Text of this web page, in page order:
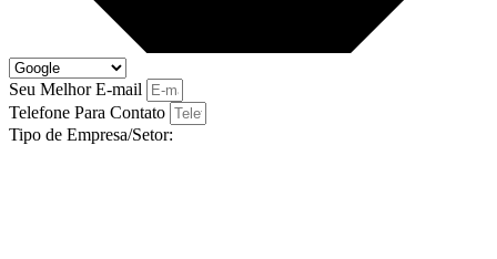
Seu Melhor E-mail
Telefone Para Contato
Tipo de Empresa/Setor: